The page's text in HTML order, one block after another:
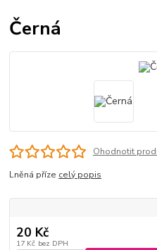
Černá
Ohodnotit
Lněná příze celý popis
20 Kč
17 Kč bez DPH